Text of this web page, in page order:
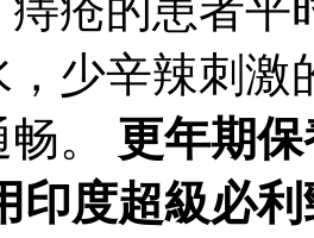
少辛辣刺激
。 更年期保
印度超級必利